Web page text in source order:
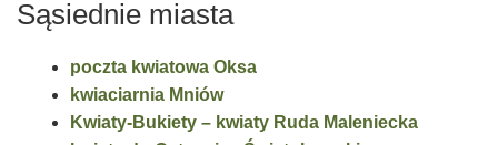
Sąsiednie miasta
poczta kwiatowa Oksa
kwiaciarnia Mniów
Kwiaty-Bukiety – kwiaty Ruda Maleniecka